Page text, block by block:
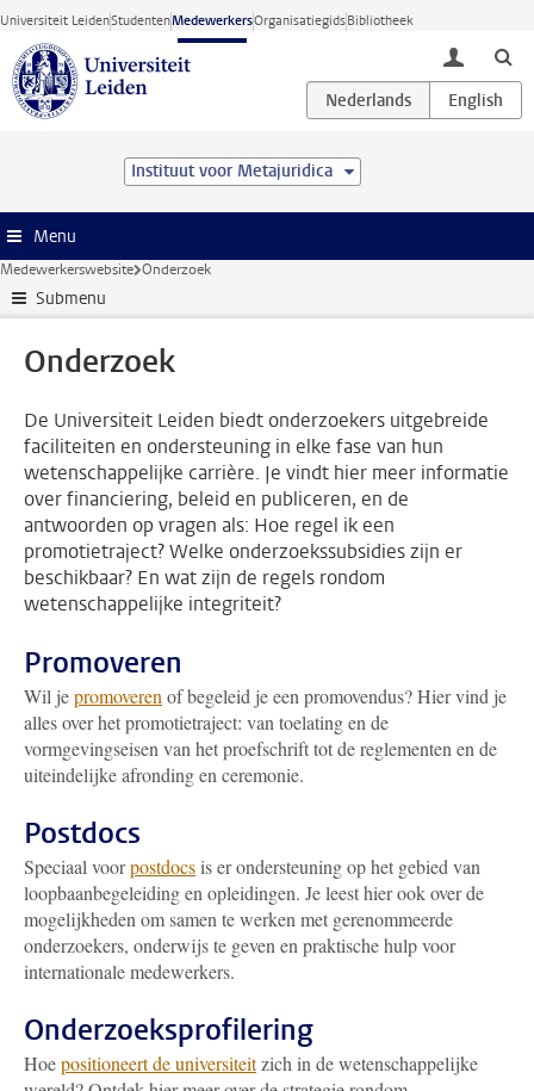
Ga direct naar de inhoud
Universiteit LeidenStudentenMedewerkersOrganisatiegidsBibliotheek
toggle
Instituut voor Metajuridica
Menu
Medewerkerswebsite Onderzoek
Submenu
Onderzoek
De Universiteit Leiden biedt onderzoekers uitgebreide
faciliteiten en ondersteuning in elke fase van hun
wetenschappelijke carrière. Je vindt hier meer informatie
over financiering, beleid en publiceren, en de
antwoorden op vragen als: Hoe regel ik een
promotietraject? Welke onderzoekssubsidies zijn er
beschikbaar? En wat zijn de regels rondom
wetenschappelijke integriteit?
Promoveren
Wil jepromoveren of begeleid je een promovendus? Hier vind je
alles over het promotietraject: van toelating en de
vormgevingseisen van het proefschrift tot de reglementen en de
uiteindelijke afronding en ceremonie.
Postdocs
Speciaal voorpostdocsis er ondersteuning op het gebied van
loopbaanbegeleiding en opleidingen. Je leest hier ook over de
mogelijkheden om samen te werken met gerenommeerde
onderzoekers, onderwijs te geven en praktische hulp voor
internationale medewerkers.
Onderzoeksprofilering
Hoepositioneert de universiteitzich in de wetenschappelijke